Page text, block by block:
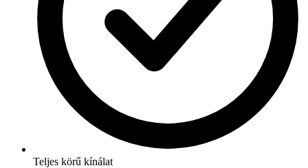
Teljes körű kínálat